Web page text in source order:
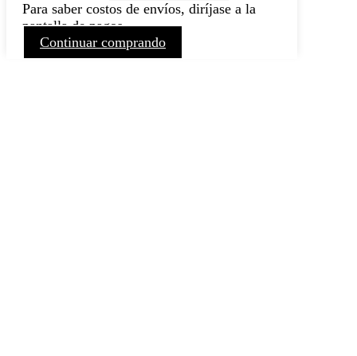
Para saber costos de envíos, diríjase a la
pantalla de pagos
Continuar comprando